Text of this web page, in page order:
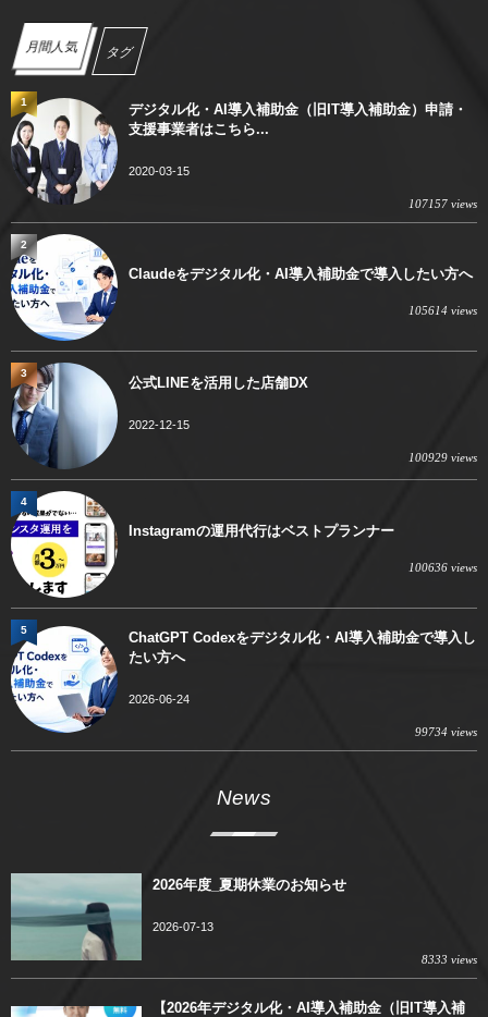
月間人気 タグ
デジタル化・AI導入補助金（旧IT導入補助金）申請・
支援事業者はこちら...
2020-03-15
107157 views
1
Claudeをデジタル化・AI導入補助金で導入したい方へ
105614 views
2
公式LINEを活用した店舗DX
2022-12-15
100929 views
3
Instagramの運用代行はベストプランナー
100636 views
4
ChatGPT Codexをデジタル化・AI導入補助金で導入し
たい方へ
2026-06-24
99734 views
5
News
2026年度_夏期休業のお知らせ
2026-07-13
8333 views
【2026年デジタル化・AI導入補助金（旧IT導入補